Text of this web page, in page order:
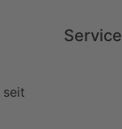
Service